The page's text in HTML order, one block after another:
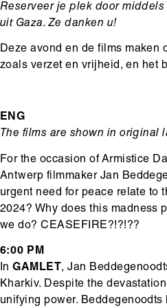
Reserveer je plek door middels
uit Gaza. Ze danken u!
Deze avond en de films maken
zoals verzet en vrijheid, en het
ENG
The films are shown in original
For the occasion of Armistice
Antwerp filmmaker Jan
urgent need for peace relate to
2024? Why does this madness
we do? CEASEFIRE?!?!??
6:00 PM
InGAMLET , Jan
Kharkiv. Despite the
unifying power.